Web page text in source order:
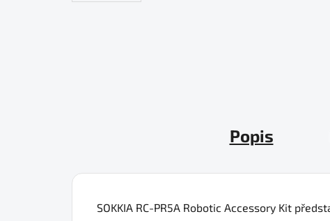
Popis
SOKKIA RC-PR5A Robotic Accessory Kit